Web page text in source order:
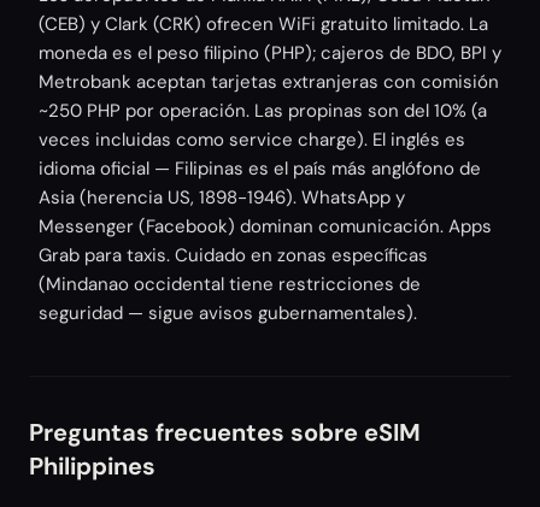
(CEB) y Clark (CRK) ofrecen WiFi gratuito limitado. La
moneda es el peso filipino (PHP); cajeros de BDO, BPI y
Metrobank aceptan tarjetas extranjeras con comisión
~250 PHP por operación. Las propinas son del 10% (a
veces incluidas como service charge). El inglés es
idioma oficial — Filipinas es el país más anglófono de
Asia (herencia US, 1898-1946). WhatsApp y
Messenger (Facebook) dominan comunicación. Apps
Grab para taxis. Cuidado en zonas específicas
(Mindanao occidental tiene restricciones de
seguridad — sigue avisos gubernamentales).
Preguntas frecuentes sobre eSIM
Philippines